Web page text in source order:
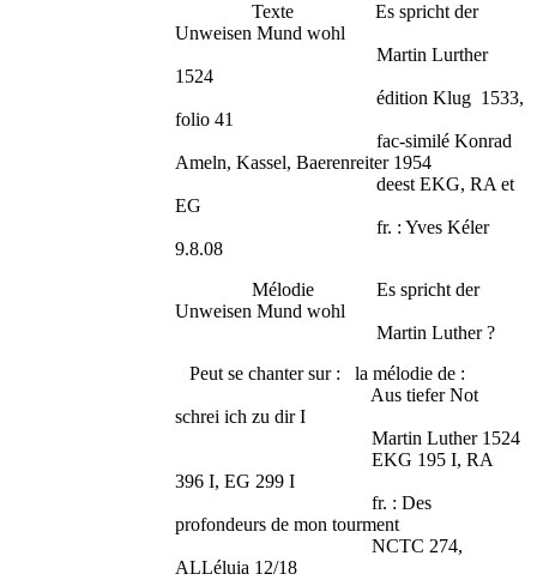
Texte Es spricht der
Unweisen Mund wohl
Martin Lurther
1524
édition Klug 1533,
folio 41
fac-similé Konrad
Ameln, Kassel, Baerenreiter 1954
deest EKG, RA et
EG
fr. : Yves Kéler
9.8.08
Mélodie Es spricht der
Unweisen Mund wohl
Martin Luther ?
Peut se chanter sur : la mélodie de :
Aus tiefer Not
schrei ich zu dir I
Martin Luther 1524
EKG 195 I, RA
396 I, EG 299 I
fr. : Des
profondeurs de mon tourment
NCTC 274,
ALLéluia 12/18